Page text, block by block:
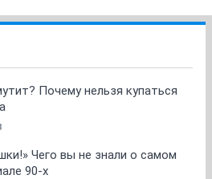
Почему нельзя купаться
Чего вы не знали о самом
90-х